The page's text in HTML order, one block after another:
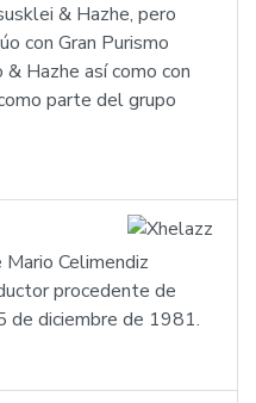
& Hazhe, pero
con Gran Purismo
Hazhe así como con
parte del grupo
Celimendiz
procedente de
de diciembre de 1981.